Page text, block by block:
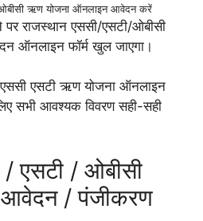
ऋण योजना ऑनलाइन आवेदन करें
राजस्थान एससी/एसटी/ओबीसी
ऑनलाइन फॉर्म खुल जाएगा।
एसटी ऋण योजना ऑनलाइन
सभी आवश्यक विवरण सही-सही
/ एसटी / ओबीसी
आवेदन / पंजीकरण